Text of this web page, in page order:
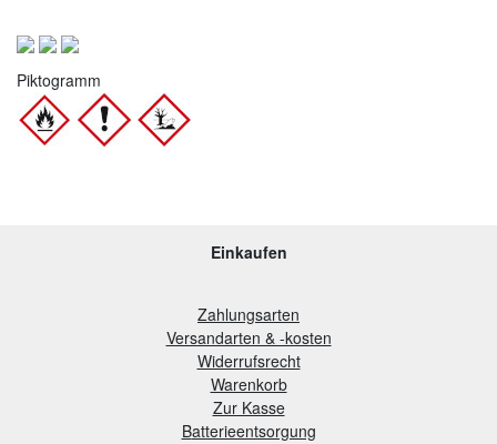
Piktogramm
Einkaufen
Zahlungsarten
Versandarten & -kosten
Widerrufsrecht
Warenkorb
Zur Kasse
Batterieentsorgung